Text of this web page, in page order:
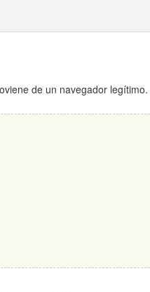
de un navegador legítimo.